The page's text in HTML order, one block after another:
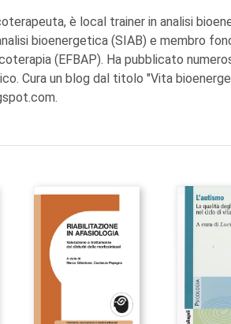
è local trainer in analisi
bioenergetica (SIAB) e membro
(EFBAP). Ha pubblicato
Cura un blog dal titolo "Vita